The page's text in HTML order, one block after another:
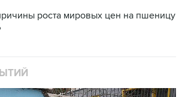
роста мировых цен на пшеницу